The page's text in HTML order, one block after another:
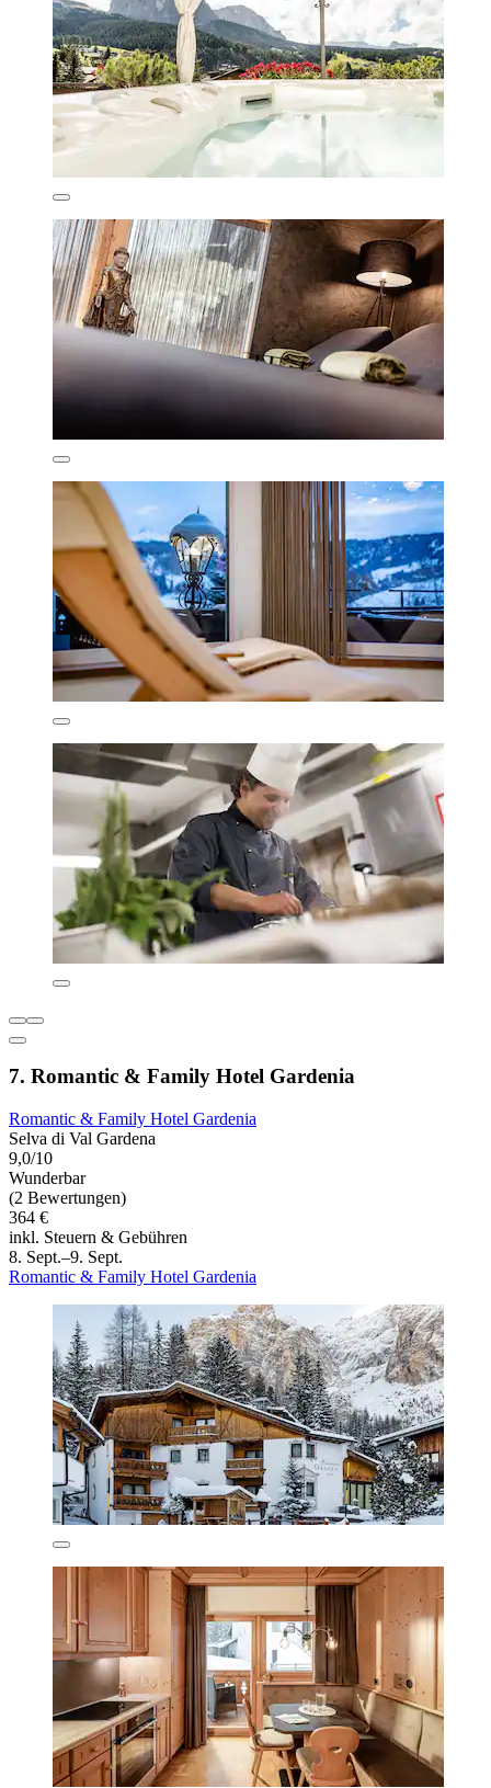
7. Romantic & Family Hotel Gardenia
Romantic & Family Hotel Gardenia
Selva di Val Gardena
9,0/10
Wunderbar
(2 Bewertungen)
364 €
inkl. Steuern & Gebühren
8. Sept.–9. Sept.
Romantic & Family Hotel Gardenia